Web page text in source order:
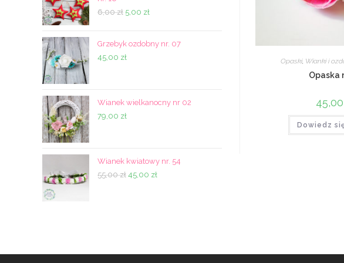
Opaski, Wianki i
Opaska
45,00
Dowiedz
6,00zł Pierwotna
wynosiła:
6,00 zł.
5,00 złAktualna
wynosi:
Grzebyk ozdobny nr. 07
45,00 zł
Wianek wielkanocny nr 02
79,00 zł
Wianek kwiatowy nr. 54
55,00zł Pierwotna
45,00 złAktualna